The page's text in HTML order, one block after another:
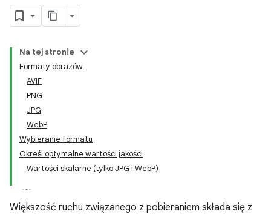
Na tej stronie
Formaty obrazów
AVIF
PNG
JPG
WebP
Wybieranie formatu
Określ optymalne wartości jakości
Wartości skalarne (tylko JPG i WebP)
Większość ruchu związanego z pobieraniem składa się z